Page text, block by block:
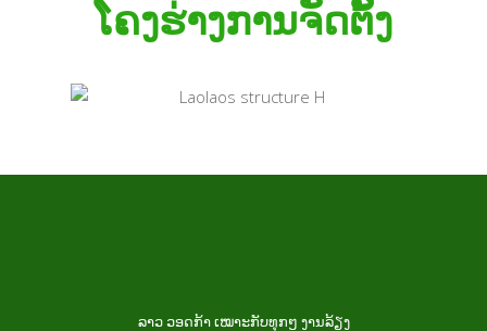
ໂຄງຮ່າງການຈັດຕັ້ງ
ລາວ ວອດກ້າ ເໝາະກັບທຸກໆ ງານລ້ຽງ